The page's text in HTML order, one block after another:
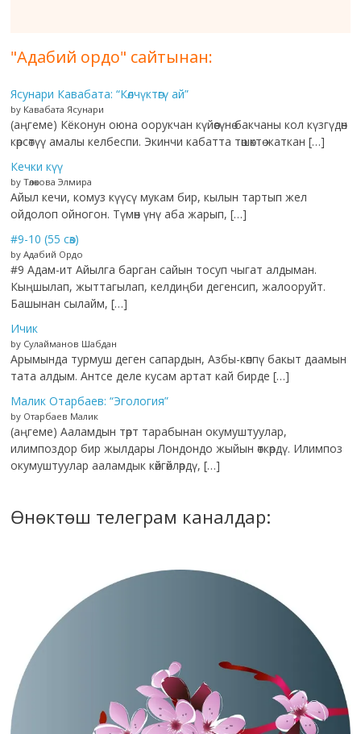
"Адабий ордо" сайтынан:
Ясунари Кавабата: “Көлчүктөгү ай”
by Кавабата Ясунари
(аңгеме) Кёконун оюна оорукчан күйөөсүнө бакчаны кол күзгүдөн
көрсөтүү амалы келбеспи. Экинчи кабатта төшөктө жаткан […]
Кечки күү
by Төлөкова Элмира
Айыл кечи, комуз күүсү мукам бир, кылын тартып жел
ойдолоп ойногон. Түмөн үнү аба жарып, […]
#9-10 (55 сөз)
by Адабий Ордо
#9 Адам-ит Айылга барган сайын тосуп чыгат алдыман.
Кыңшылап, жыттагылап, келдиңби дегенсип, жалооруйт.
Башынан сылайм, […]
Ичик
by Сулайманов Шабдан
Арымында турмуш деген сапардын, Азбы-көппү бакыт даамын
тата алдым. Антсе деле кусам артат кай бирде […]
Малик Отарбаев: “Эгология”
by Отарбаев Малик
(аңгеме) Ааламдын төрт тарабынан окумуштуулар,
илимпоздор бир жылдары Лондондо жыйын өткөрдү. Илимпоз
окумуштуулар ааламдык көйгөйлөрдү, […]
Өнөктөш телеграм каналдар: